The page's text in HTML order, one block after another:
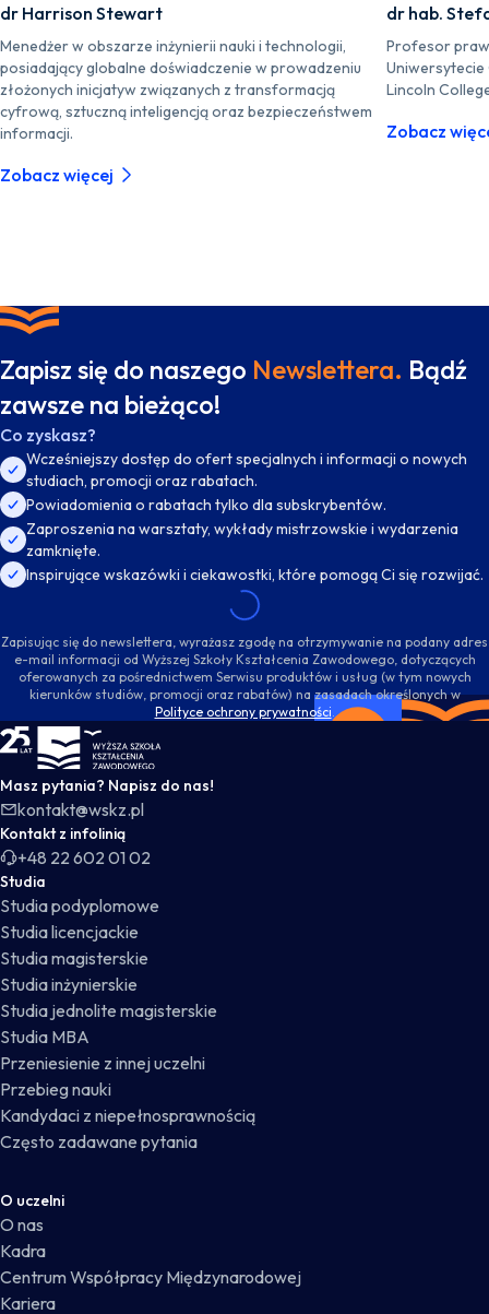
dr Harrison Stewart
Menedżer w obszarze inżynierii nauki i technologii,
posiadający globalne doświadczenie w prowadzeniu
złożonych inicjatyw związanych z transformacją
cyfrową, sztuczną inteligencją oraz bezpieczeństwem
informacji.
Zobacz więcej
dr hab.
Profesor
Lincoln
Zobacz
Zapisz się do naszego Newslettera. Bądź
zawsze na bieżąco!
Co zyskasz?
Wcześniejszy dostęp do ofert specjalnych i informacji o nowych
studiach, promocji oraz rabatach.
Powiadomienia o rabatach tylko dla subskrybentów.
Zaproszenia na warsztaty, wykłady mistrzowskie i wydarzenia
zamknięte.
Inspirujące wskazówki i ciekawostki, które pomogą Ci się rozwijać.
Zapisując się do newslettera, wyrażasz zgodę na otrzymywanie na podany adres
e-mail informacji od Wyższej Szkoły Kształcenia Zawodowego, dotyczących
oferowanych za pośrednictwem Serwisu produktów i usług (w tym nowych
kierunków studiów, promocji oraz rabatów) na zasadach określonych w
Polityce ochrony prywatności.
WSKZ - strona główna
Masz pytania? Napisz do nas!
kontakt@wskz.pl
Kontakt z infolinią
+48 22 602 01 02
Studia
Studia podyplomowe
Studia licencjackie
Studia magisterskie
Studia inżynierskie
Studia jednolite magisterskie
Studia MBA
Przeniesienie z innej uczelni
Przebieg nauki
Kandydaci z niepełnosprawnością
Często zadawane pytania
O uczelni
O nas
Kadra
Centrum Współpracy Międzynarodowej
Kariera